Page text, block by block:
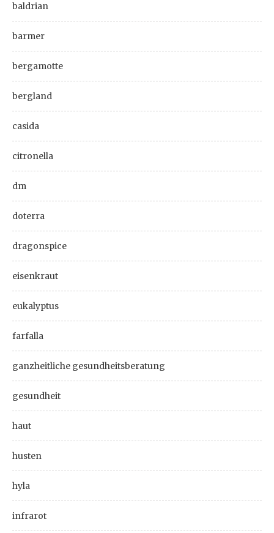
baldrian
barmer
bergamotte
bergland
casida
citronella
dm
doterra
dragonspice
eisenkraut
eukalyptus
farfalla
ganzheitliche gesundheitsberatung
gesundheit
haut
husten
hyla
infrarot